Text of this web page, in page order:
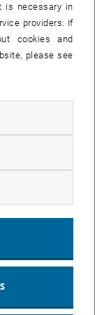
8 - 10)
is necessary in
providers. If
cookies and
please see